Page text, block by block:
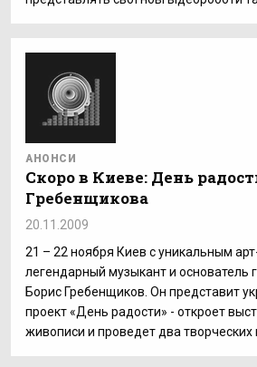
АНОНСИ
Скоро в Киеве: День
Гребенщикова
20.11.2009
21 – 22 ноября Киев с уникальным
легендарный музыкант и основатель
Борис Гребенщиков. Он представит
проект «День радости» - откроет
живописи и проведет два творческих